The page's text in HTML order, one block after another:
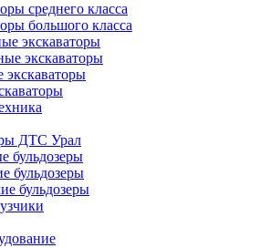
среднего класса
большого класса
экскаваторы
экскаваторы
экскаваторы
ДТС Урал
бульдозеры
бульдозеры
бульдозеры